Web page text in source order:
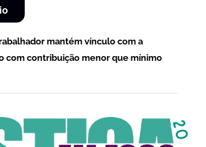
mantém vínculo com a
com contribuição menor que mínimo